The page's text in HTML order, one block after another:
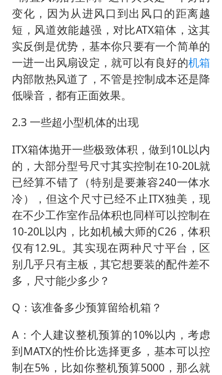
变化，因为从进风口到出风口的距离越
短，风道效能越强，对比ATX箱体，这其
实反倒是优势，基本你只要有一个简单的
一进一出风扇设定，就可以有良好的机箱
内部散热风道了，不管是控制成本还是降
低噪音，都有正面效果。
2.3 一些超小型机体的出现
ITX箱体抛开一些极致体积，做到10L以内
的，大部分型号尺寸其实控制在10-20L就
已经算不错了（特别是要兼容240一体水
冷），但这个尺寸已经不止ITX独美，现
在不少工作室作品体积也同样可以控制在
10-20L以内，比如机械大师的C26，体积
仅有12.9L。其实现在两种尺寸平台，区
别几乎只有主板，其它想要装的配件差不
多，尺寸能少多少？
Q：该准备多少预算留给机箱？
A：个人建议整机预算的10%以内，考虑
到MATX的性价比选择更多，基本可以控
制在5%，比如你整机预算5000，那么就